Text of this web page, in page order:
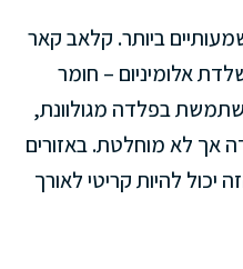
ביותר. קלאב קאר
אלומיניום – חומר
בפלדה מגולוונת,
אך לא מוחלטת. באזורים
יכול להיות קריטי לאורך